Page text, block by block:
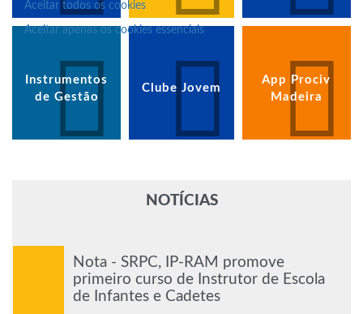
Instrumentos
de Gestão
Clube Jovem
App Prociv
Madeira
NOTÍCIAS
Nota - SRPC, IP-RAM promove
primeiro curso de Instrutor de Escola
de Infantes e Cadetes
Aceitar todos os cookies
Aceitar apenas os cookies essenciais